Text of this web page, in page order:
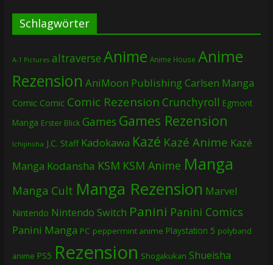
Schlagwörter
A-1 Pictures altraverse Anime Anime House Anime
Rezension AniMoon PublishingCarlsen Manga
Comic Comic Comic Rezension Crunchyroll Egmont
Manga Erster Blick Games Games Rezension
Ichijinsha J.C. Staff Kadokawa Kazé Kazé Anime Kazé
Manga Kodansha KSM KSM Anime Manga
Manga Cult Manga Rezension Marvel
Nintendo Nintendo Switch Panini Panini Comics
Panini Manga PC peppermint anime Playstation 5 polyband
anime PS5 Rezension Shogakukan Shueisha